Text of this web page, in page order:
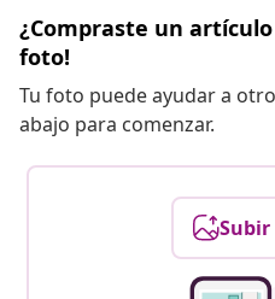
¿Compraste un
foto!
Tu foto puede ayudar a
abajo para comenzar.